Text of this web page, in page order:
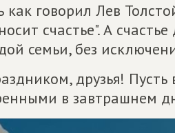
как говорил Лев
счастье". А
семьи, без
друзья!
в завтрашнем